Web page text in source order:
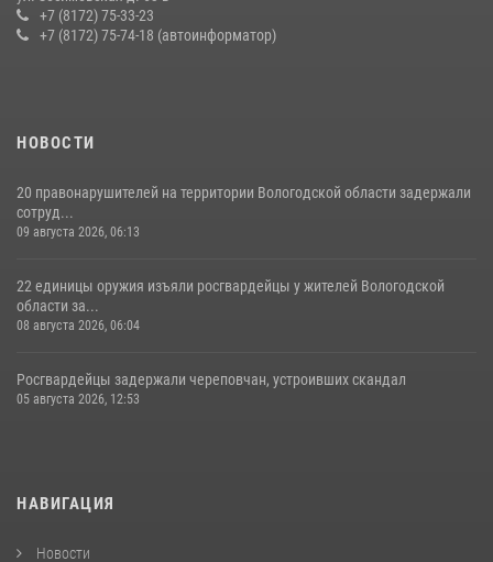
ОТКАЗЫВАВШЕГОСЯ ОСВОБОДИТЬ НОМЕР В ГОСТИНИЦЕ
24 июля 2026, 07:32
+7 (8172) 75-33-23
+7 (8172) 75-74-18 (автоинформатор)
НОВОСТИ
20 правонарушителей на территории Вологодской области задержали
сотруд...
09 августа 2026, 06:13
22 единицы оружия изъяли росгвардейцы у жителей Вологодской
области за...
08 августа 2026, 06:04
Росгвардейцы задержали череповчан, устроивших скандал
05 августа 2026, 12:53
НАВИГАЦИЯ
Новости